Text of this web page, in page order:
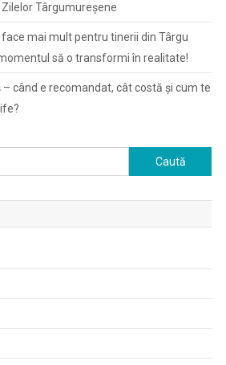
Târgumureșene
mai mult pentru tinerii din Târgu
să o transformi în realitate!
– când e recomandat, cât costă și cum te
Caută
după: